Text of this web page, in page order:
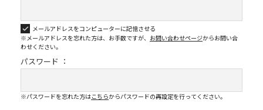
メールアドレスをコンピューターに記憶させる
※メールアドレスを忘れた方は、お手数ですが、 お問い合わせページからお問い合
わせください。
パスワード ：
※パスワードを忘れた方はこちらからパスワードの再設定を行ってください。